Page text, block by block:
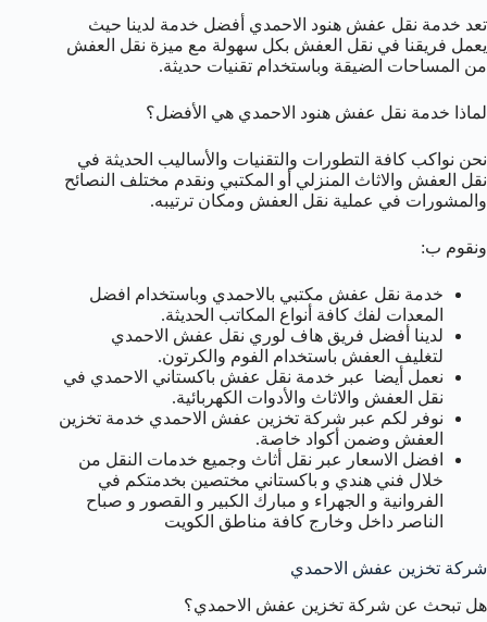
تعد خدمة نقل عفش هنود الاحمدي أفضل خدمة لدينا حيث
يعمل فريقنا في نقل العفش بكل سهولة مع ميزة نقل العفش
من المساحات الضيقة وباستخدام تقنيات حديثة.
لماذا خدمة نقل عفش هنود الاحمدي هي الأفضل؟
نحن نواكب كافة التطورات والتقنيات والأساليب الحديثة في
نقل العفش والاثاث المنزلي أو المكتبي ونقدم مختلف النصائح
والمشورات في عملية نقل العفش ومكان ترتيبه.
ونقوم ب:
خدمة نقل عفش مكتبي بالاحمدي وباستخدام افضل
المعدات لفك كافة أنواع المكاتب الحديثة.
لدينا أفضل فريق هاف لوري نقل عفش الاحمدي
لتغليف العفش باستخدام الفوم والكرتون.
نعمل أيضا عبر خدمة نقل عفش باكستاني الاحمدي في
نقل العفش والاثاث والأدوات الكهربائية.
نوفر لكم عبر شركة تخزين عفش الاحمدي خدمة تخزين
العفش وضمن أكواد خاصة.
افضل الاسعار عبر نقل أثاث وجميع خدمات النقل من
خلال فني هندي و باكستاني مختصين بخدمتكم في
الفروانية و الجهراء و مبارك الكبير و القصور و صباح
الناصر داخل وخارج كافة مناطق الكويت
شركة تخزين عفش الاحمدي
هل تبحث عن شركة تخزين عفش الاحمدي؟